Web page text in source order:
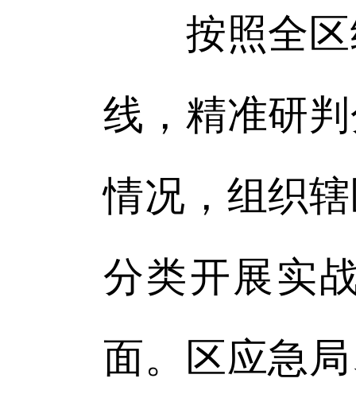
按照全区
线，精准研
情况，组织
分类开展实
面。区应急